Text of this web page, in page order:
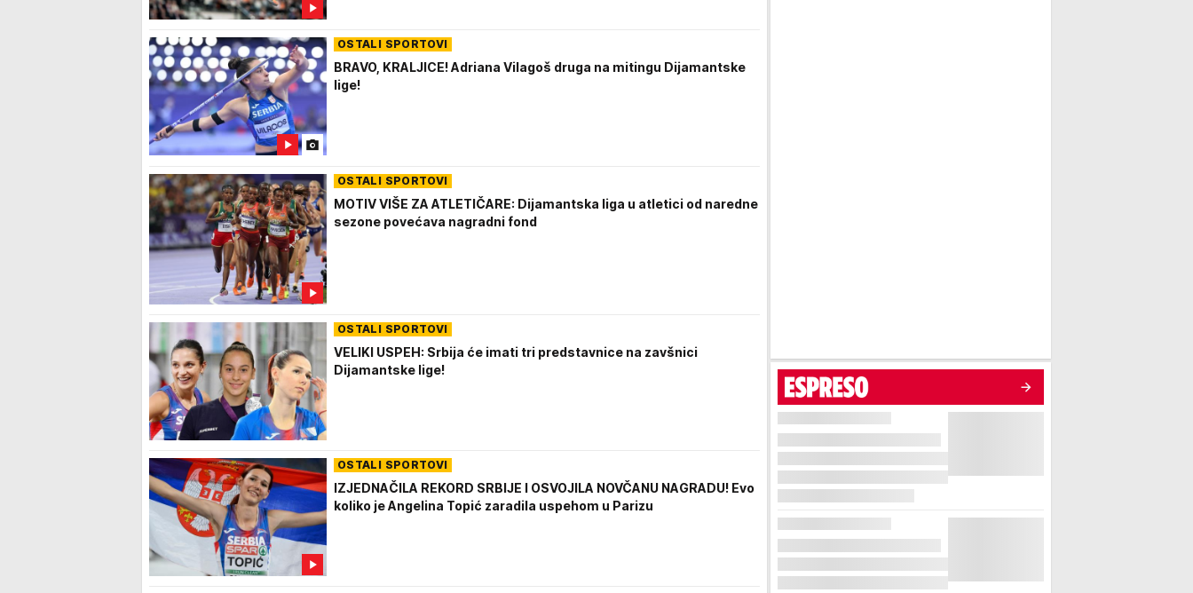
OSTALI SPORTOVI
BRAVO, KRALJICE! Adriana Vilagoš druga na mitingu Dijamantske
lige!
OSTALI SPORTOVI
MOTIV VIŠE ZA ATLETIČARE: Dijamantska liga u atletici od naredne
sezone povećava nagradni fond
OSTALI SPORTOVI
VELIKI USPEH: Srbija će imati tri predstavnice na zavšnici
Dijamantske lige!
OSTALI SPORTOVI
IZJEDNAČILA REKORD SRBIJE I OSVOJILA NOVČANU NAGRADU! Evo
koliko je Angelina Topić zaradila uspehom u Parizu